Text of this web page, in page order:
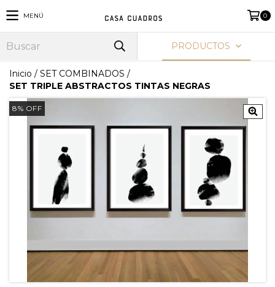
MENÚ 0
PRODUCTOS
Inicio / SET COMBINADOS /
SET TRIPLE ABSTRACTOS TINTAS NEGRAS
8% OFF